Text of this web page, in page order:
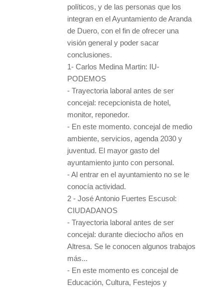
políticos, y de las personas que los
integran en el Ayuntamiento de Aranda
de Duero, con el fin de ofrecer una
visión general y poder sacar
conclusiones.
1- Carlos Medina Martin: IU-
PODEMOS
- Trayectoria laboral antes de ser
concejal: recepcionista de hotel,
monitor, reponedor.
- En este momento. concejal de medio
ambiente, servicios, agenda 2030 y
juventud. El mayor gasto del
ayuntamiento junto con personal.
- Al entrar en el ayuntamiento no se le
conocía actividad.
2 - José Antonio Fuertes Escusol:
CIUDADANOS
- Trayectoria laboral antes de ser
concejal: durante dieciocho años en
Altresa. Se le conocen algunos trabajos
más...
- En este momento es concejal de
Educación, Cultura, Festejos y